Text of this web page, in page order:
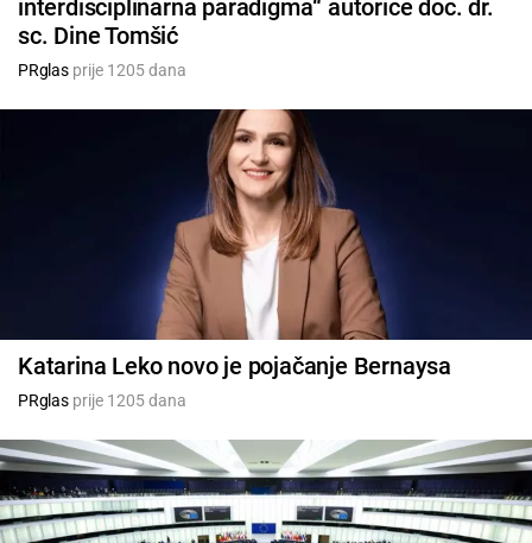
interdisciplinarna paradigma“ autorice doc. dr.
sc. Dine Tomšić
PRglasprije 1205 dana
Katarina Leko novo je pojačanje Bernaysa
PRglasprije 1205 dana